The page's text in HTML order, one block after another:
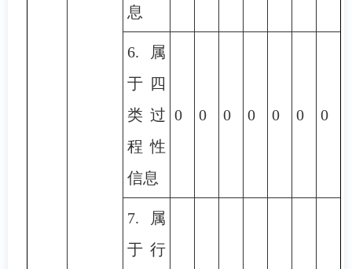
息
6.属
于四
类过
程性
信息
0 0 0 0 0 0 0
7.属
于行